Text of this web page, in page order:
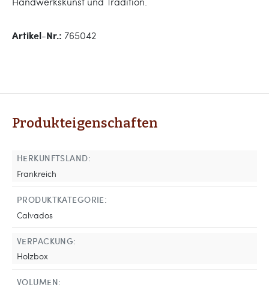
Artikel-Nr.: 765042
Produkteigenschaften
HERKUNFTSLAND:
Frankreich
PRODUKTKATEGORIE:
Calvados
VERPACKUNG:
Holzbox
VOLUMEN: